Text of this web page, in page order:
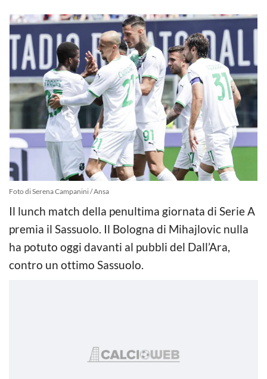
Foto di Serena Campanini / Ansa
Il lunch match della penultima giornata di Serie A
premia il Sassuolo. Il Bologna di Mihajlovic nulla
ha potuto oggi davanti al pubbli del Dall’Ara,
contro un ottimo Sassuolo.